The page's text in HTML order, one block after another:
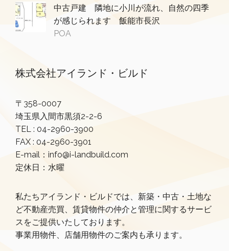
中古戸建 隣地に小川が流れ、自然の四季
が感じられます 飯能市長沢
POA
株式会社アイランド・ビルド
〒358-0007
埼玉県入間市黒須2-2-6
TEL : 04-2960-3900
FAX : 04-2960-3901
E-mail：info@i-landbuild.com
定休日：水曜
私たちアイランド・ビルドでは、新築・中古・土地な
ど不動産売買、賃貸物件の仲介と管理に関するサービ
スをご提供いたしております。
事業用物件、店舗用物件のご案内も承ります。